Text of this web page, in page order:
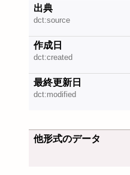
出典
dct:source
作成日
dct:created
最終更新日
dct:modified
他形式のデータ